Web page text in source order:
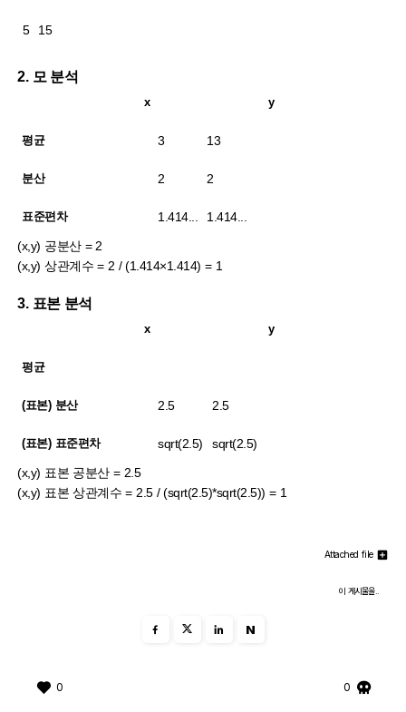
5 15
2. 모 분석
x y
평균 3 13
분산 2 2
표준편차 1.414...
1.414...
(x,y) 공분산 = 2
(x,y) 상관계수 = 2 / (1.414×1.414) = 1
3. 표본 분석
x y
평균
(표본) 분산 2.5 2.5
(표본) 표준편차 sqrt(2.5)
sqrt(2.5)
(x,y) 표본 공분산 = 2.5
(x,y) 표본 상관계수 = 2.5 / (sqrt(2.5)*sqrt(2.5)) = 1
Attached file
이 게시물을..
N
0 0